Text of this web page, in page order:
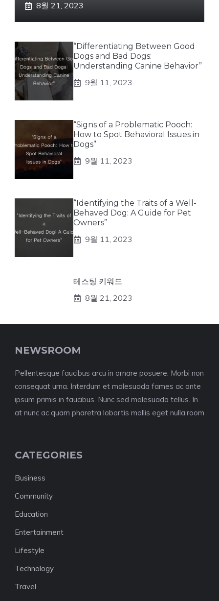
8월 21, 2023
“Differentiating Between Good
Dogs and Bad Dogs:
Understanding Canine Behavior”
9월 11, 2023
“Signs of a Problematic Pooch:
How to Spot Behavioral Issues in
Dogs”
9월 11, 2023
“Identifying the Traits of a Well-
Behaved Dog: A Guide for Pet
Owners”
9월 11, 2023
테스팅 키워드
8월 21, 2023
NEWSROOM
Pellentesque faucibus arcu in ornare posuere. Morbi non
consequat urna. Interdum et malesuada fames ac ante
ipsum primis in faucibus. Nunc sed malesuada tellus. In
at nunc ac quam pharetra lobortis mollis eget nulla.room
CATEGORIES
Business
Community
Education
Entertainment
Lifestyle
Technology
Travel